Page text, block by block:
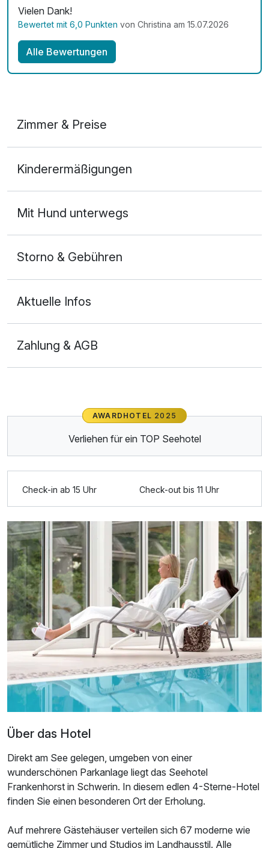
Vielen Dank!
Bewertet mit 6,0 Punkten von Christina am 15.07.2026
Alle Bewertungen
Zimmer & Preise
2 Erwachsene
Für 5 Tage p.P. ab361,00 €
Doppelzimmer Komfort
2 Erwachsene
Für 5 Tage p.P. ab
Doppelzimmer Komfort Seeseite
Kinderermäßigungen
Mit Hund unterwegs
Storno & Gebühren
Aktuelle Infos
Zahlung & AGB
AWARDHOTEL 2025
Verliehen für ein TOP Seehotel
Check-in ab 15 Uhr Check-out bis 11 Uhr
Über das Hotel
Direkt am See gelegen, umgeben von einer
wunderschönen Parkanlage liegt das Seehotel
Frankenhorst in Schwerin. In diesem edlen 4-Sterne-Hotel
finden Sie einen besonderen Ort der Erholung.
Auf mehrere Gästehäuser verteilen sich 67 moderne wie
gemütliche Zimmer und Studios im Landhausstil. Alle